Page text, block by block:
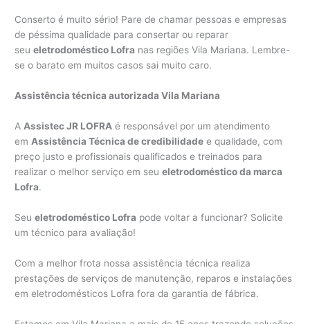
Conserto é muito sério! Pare de chamar pessoas e empresas
de péssima qualidade para consertar ou reparar
seueletrodoméstico Lofra nas regiões Vila Mariana. Lembre-
se o barato em muitos casos sai muito caro.
Assistência técnica autorizada Vila Mariana
A Assistec JR LOFRA é responsável por um atendimento
em Assistência Técnica de credibilidade e qualidade, com
preço justo e profissionais qualificados e treinados para
realizar o melhor serviço em seueletrodoméstico da marca
Lofra.
Seueletrodoméstico Lofra pode voltar a funcionar? Solicite
um técnico para avaliação!
Com a melhor frota nossa assistência técnica realiza
prestações de serviços de manutenção, reparos e instalações
em eletrodomésticos Lofra fora da garantia de fábrica.